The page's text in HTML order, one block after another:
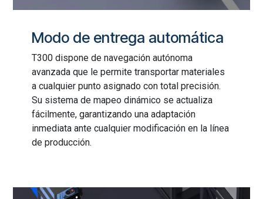
Modo de entrega automática
T300 dispone de navegación autónoma
avanzada que le permite transportar materiales
a cualquier punto asignado con total precisión.
Su sistema de mapeo dinámico se actualiza
fácilmente, garantizando una adaptación
inmediata ante cualquier modificación en la línea
de producción.